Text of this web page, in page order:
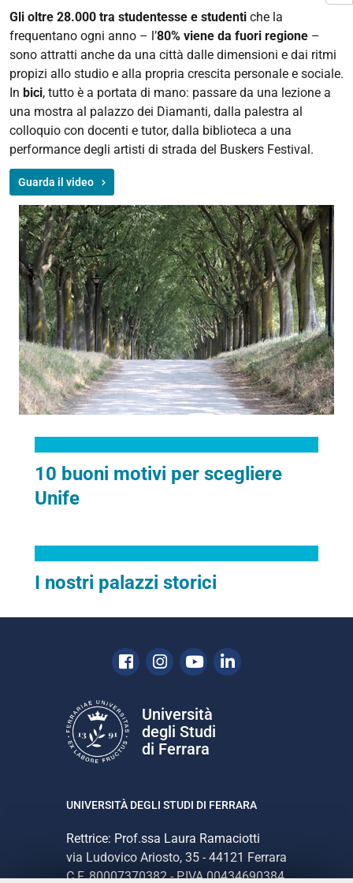
Gli oltre 28.000 tra studentesse e studenti che la
frequentano ogni anno – l’80% viene da fuori regione –
sono attratti anche da una città dalle dimensioni e dai ritmi
propizi allo studio e alla propria crescita personale e sociale.
In bici, tutto è a portata di mano: passare da una lezione a
una mostra al palazzo dei Diamanti, dalla palestra al
colloquio con docenti e tutor, dalla biblioteca a una
performance degli artisti di strada del Buskers Festival.
Guarda il video
10 buoni motivi per scegliere
Unife
I nostri palazzi storici
Facebook
Instagram
YoutubeLinkedin
Università
degli Studi
di Ferrara
UNIVERSITÀ DEGLI STUDI DI FERRARA
Rettrice: Prof.ssa Laura Ramaciotti
via Ludovico Ariosto, 35 - 44121 Ferrara
C.F. 80007370382 - P.IVA 00434690384